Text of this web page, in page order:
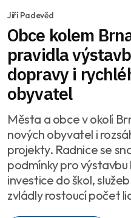
Jiří Padevěd
Obce kolem
pravidla
dopravy i
obyvatel
Města a obce v okolí
nových obyvatel i
projekty. Radnice se
podmínky pro
investice do škol,
zvládly rostoucí počet